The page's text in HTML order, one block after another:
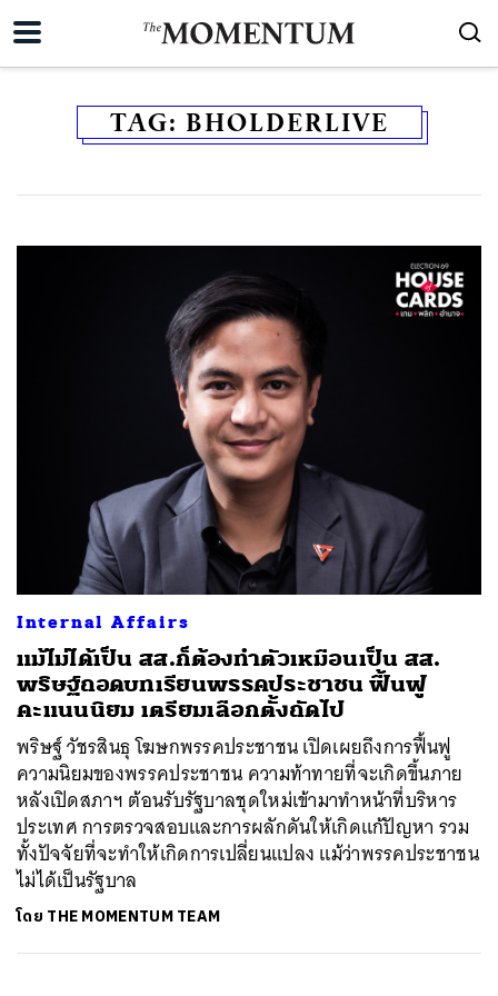
TAG: BHOLDERLIVE
Internal Affairs
แม้ไม่ได้เป็น สส.ก็ต้องทำตัวเหมือนเป็น สส.
พริษฐ์ถอดบทเรียนพรรคประชาชน ฟื้นฟู
คะแนนนิยม เตรียมเลือกตั้งถัดไป
พริษฐ์ วัชรสินธุ โฆษกพรรคประชาชน เปิดเผยถึงการฟื้นฟู
ความนิยมของพรรคประชาชน ความท้าทายที่จะเกิดขึ้นภาย
หลังเปิดสภาฯ ต้อนรับรัฐบาลชุดใหม่เข้ามาทำหน้าที่บริหาร
ประเทศ การตรวจสอบและการผลักดันให้เกิดแก้ปัญหา รวม
ทั้งปัจจัยที่จะทำให้เกิดการเปลี่ยนแปลง แม้ว่าพรรคประชาชน
ไม่ได้เป็นรัฐบาล
โดย THE MOMENTUM TEAM
SHARE TWEET